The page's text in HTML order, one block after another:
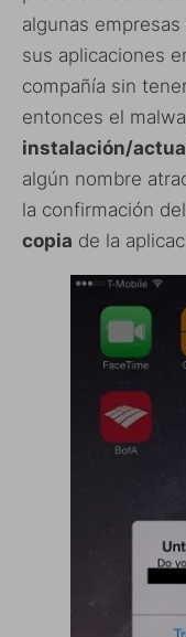
algunas
sus aplicaciones
compañía sin
entonces el
instalación/
algún nombre
la confirmación
copia de la